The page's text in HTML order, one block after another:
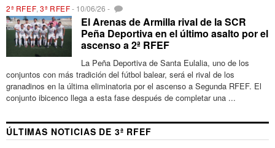
2ª RFEF,3ª RFEF- 10/06/26 -
El Arenas de Armilla rival de la SCR
Peña Deportiva en el último asalto por el
ascenso a 2ª RFEF
La Peña Deportiva de Santa Eulalia, uno de los
conjuntos con más tradición del fútbol balear, será el rival de los
granadinos en la última eliminatoria por el ascenso a Segunda RFEF. El
conjunto ibicenco llega a esta fase después de completar una ...
ÚLTIMAS NOTICIAS DE 3ª RFEF